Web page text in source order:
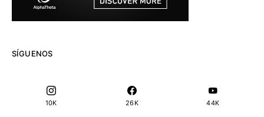
SÍGUENOS
10K 26K 44K